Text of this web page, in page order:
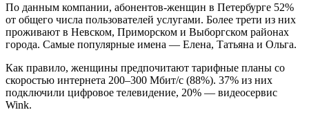
По данным компании, абонентов-женщин в Петербурге 52%
от общего числа пользователей услугами. Более трети из них
проживают в Невском, Приморском и Выборгском районах
города. Самые популярные имена — Елена, Татьяна и Ольга.
Как правило, женщины предпочитают тарифные планы со
скоростью интернета 200–300 Мбит/с (88%). 37% из них
подключили цифровое телевидение, 20% — видеосервис
Wink.